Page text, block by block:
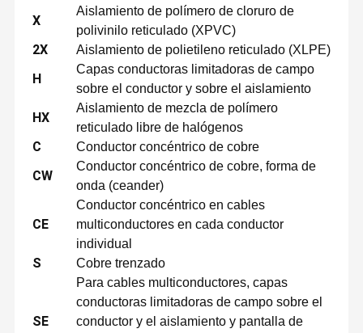
X
Aislamiento de polímero de cloruro de
polivinilo reticulado (XPVC)
2X Aislamiento de polietileno reticulado (XLPE)
H
Capas conductoras limitadoras de campo
sobre el conductor y sobre el aislamiento
HX
Aislamiento de mezcla de polímero
reticulado libre de halógenos
C Conductor concéntrico de cobre
CW
Conductor concéntrico de cobre, forma de
onda (ceander)
CE
Conductor concéntrico en cables
multiconductores en cada conductor
individual
S Cobre trenzado
SE
Para cables multiconductores, capas
conductoras limitadoras de campo sobre el
conductor y el aislamiento y pantalla de